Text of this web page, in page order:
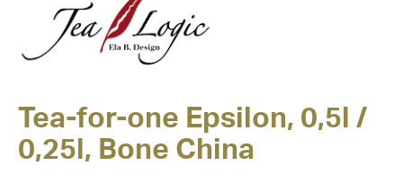
Tea-for-one Epsilon, 0,5l /
0,25l, Bone China